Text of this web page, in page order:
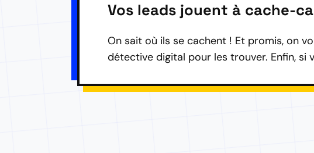
Vos leads jouent à cache-
On sait où ils se cachent ! Et promis, on
détective digital pour les trouver. Enfin, si